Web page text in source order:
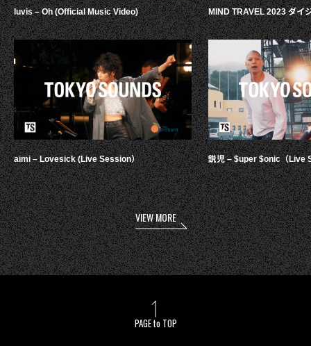
luvis – Oh (Official Music Video)
aimi – Lovesick (Live Session）
MIND TRAVEL 2023 ダイ
鋭児 – $uper $onic（Live
VIEW MORE
PAGE to TOP